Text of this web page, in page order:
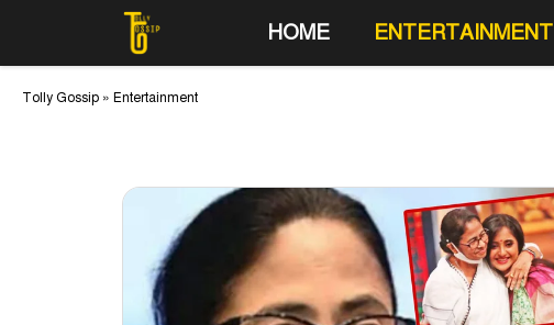
to
content
HOME ENTERTAINMENT
Tolly Gossip » Entertainment